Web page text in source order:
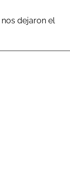
dejaron el